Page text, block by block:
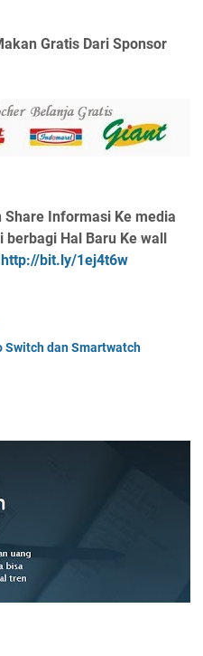
Gratis Dari Sponsor
Informasi Ke media
berbagi Hal Baru Ke wall
http://bit.ly/1ej4t6w
Switch dan Smartwatch